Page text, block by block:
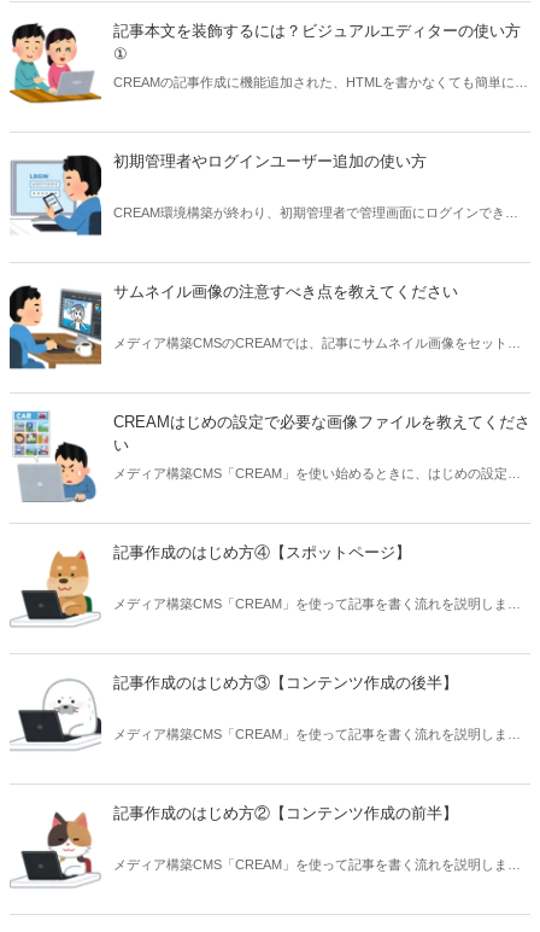
記事本文を装飾するには？ビジュアルエディターの使い方
①
CREAMの記事作成に機能追加された、HTMLを書かなくても簡単に太
初期管理者やログインユーザー追加の使い方
CREAM環境構築が終わり、初期管理者で管理画面にログインできる
サムネイル画像の注意すべき点を教えてください
メディア構築CMSのCREAMでは、記事にサムネイル画像をセットで
CREAMはじめの設定で必要な画像ファイルを教えてくださ
い
メディア構築CMS「CREAM」を使い始めるときに、はじめの設定で
記事作成のはじめ方④【スポットページ】
メディア構築CMS「CREAM」を使って記事を書く流れを説明しま
記事作成のはじめ方③【コンテンツ作成の後半】
メディア構築CMS「CREAM」を使って記事を書く流れを説明しま
記事作成のはじめ方②【コンテンツ作成の前半】
メディア構築CMS「CREAM」を使って記事を書く流れを説明しま